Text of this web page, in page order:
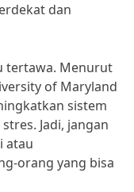
dan
tertawa. Menurut
of Maryland
sistem
Jadi, jangan
atau
orang yang bisa